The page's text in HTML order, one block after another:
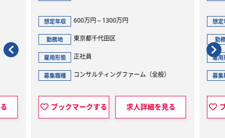
想定年収 600万円～1300万円
勤務地 東京都千代田区
雇用形態 正社員
募集職種 コンサルティングファーム（全般）
ブックマークする 求人詳細を見る
想定
勤
雇用
募集